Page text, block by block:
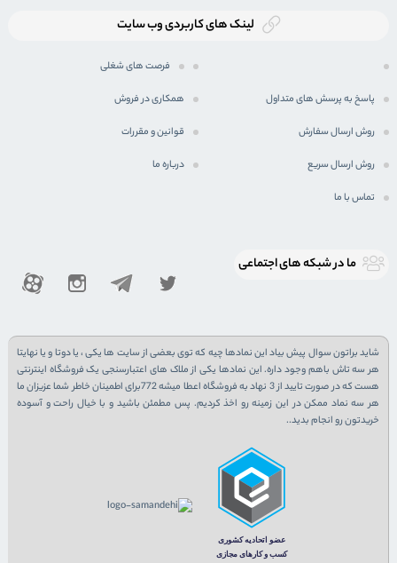
لینک های کاربردی وب سایت
فرصت های شغلی
پاسخ به پرسش های متداول همکاری در فروش
روش ارسال سفارش قوانین و مقررات
روش ارسال سریع درباره ما
تماس با ما
ما در شبكه های اجتماعی
شاید براتون سوال پیش بیاد این نمادها چیه که توی بعضی از سایت ها یکی ، یا دوتا و یا نهایتا
هر سه تاش باهم وجود داره. این نمادها یکی از ملاک های اعتبارسنجی یک فروشگاه اینترنتی
هست که در صورت تایید از 3 نهاد به فروشگاه اعطا میشه 772برای اطمینان خاطر شما عزیزان ما
هر سه نماد ممکن در این زمینه رو اخذ کردیم. پس مطمئن باشید و با خیال راحت و آسوده
خریدتون رو انجام بدید..